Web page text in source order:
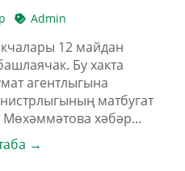
Admin
12 майдан
Бу хакта
агентлыгына
матбугат
Мөхәммәтова хәбәр...
→